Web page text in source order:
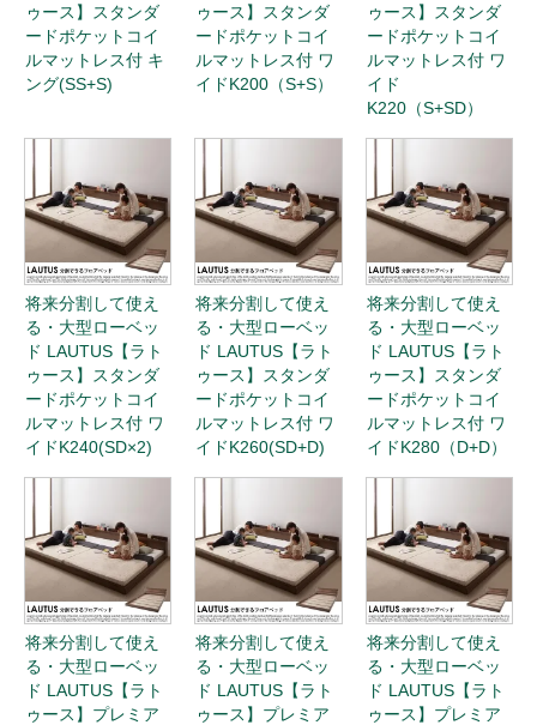
ゥース】スタンダ
ードポケットコイ
ルマットレス付 キ
ング(SS+S)
ゥース】スタンダ
ードポケットコイ
ルマットレス付 ワ
イドK200（S+S）
ゥース】スタンダ
ードポケットコイ
ルマットレス付 ワ
イド
K220（S+SD）
将来分割して使え
る・大型ローベッ
ド LAUTUS【ラト
ゥース】スタンダ
ードポケットコイ
ルマットレス付 ワ
イドK240(SD×2)
将来分割して使え
る・大型ローベッ
ド LAUTUS【ラト
ゥース】スタンダ
ードポケットコイ
ルマットレス付 ワ
イドK260(SD+D)
将来分割して使え
る・大型ローベッ
ド LAUTUS【ラト
ゥース】スタンダ
ードポケットコイ
ルマットレス付 ワ
イドK280（D+D）
将来分割して使え
る・大型ローベッ
ド LAUTUS【ラト
ゥース】プレミア
将来分割して使え
る・大型ローベッ
ド LAUTUS【ラト
ゥース】プレミア
将来分割して使え
る・大型ローベッ
ド LAUTUS【ラト
ゥース】プレミア